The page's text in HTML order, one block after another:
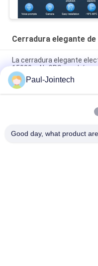
Cerradura elegante de
La cerradura elegante
15000mAh GPS aprobó
Envase de la cerradura del
supervisa el cargo GPS
La cerradura electrónica
Paul-Jointech
Good day, what product